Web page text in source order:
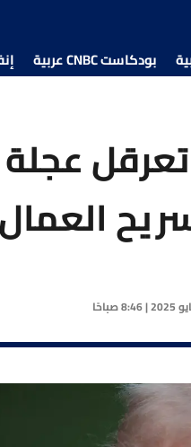
بودكاست CNBC عربية
عجلة
العمال